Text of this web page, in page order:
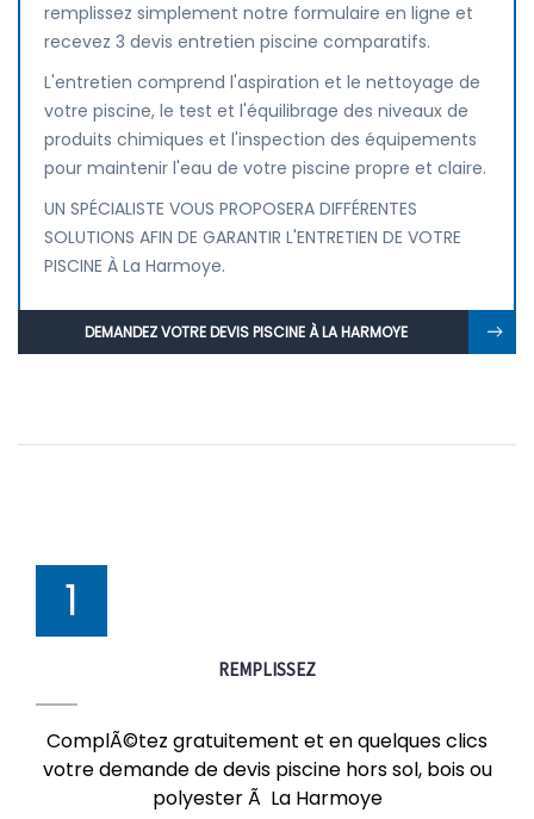
remplissez simplement notre formulaire en ligne et
recevez 3 devis entretien piscine comparatifs.
L'entretien comprend l'aspiration et le nettoyage de
votre piscine, le test et l'équilibrage des niveaux de
produits chimiques et l'inspection des équipements
pour maintenir l'eau de votre piscine propre et claire.
UN SPÉCIALISTE VOUS PROPOSERA DIFFÉRENTES
SOLUTIONS AFIN DE GARANTIR L'ENTRETIEN DE VOTRE
PISCINE À La Harmoye.
DEMANDEZ VOTRE DEVIS PISCINE À LA HARMOYE
1
REMPLISSEZ
ComplÃ©tez gratuitement et en quelques clics
votre demande de devis piscine hors sol, bois ou
polyester Ã La Harmoye